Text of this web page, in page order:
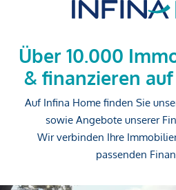
Über 10.000
& finanzieren
Auf Infina Home finden Sie
sowie Angebote unserer
Wir verbinden Ihre
passenden